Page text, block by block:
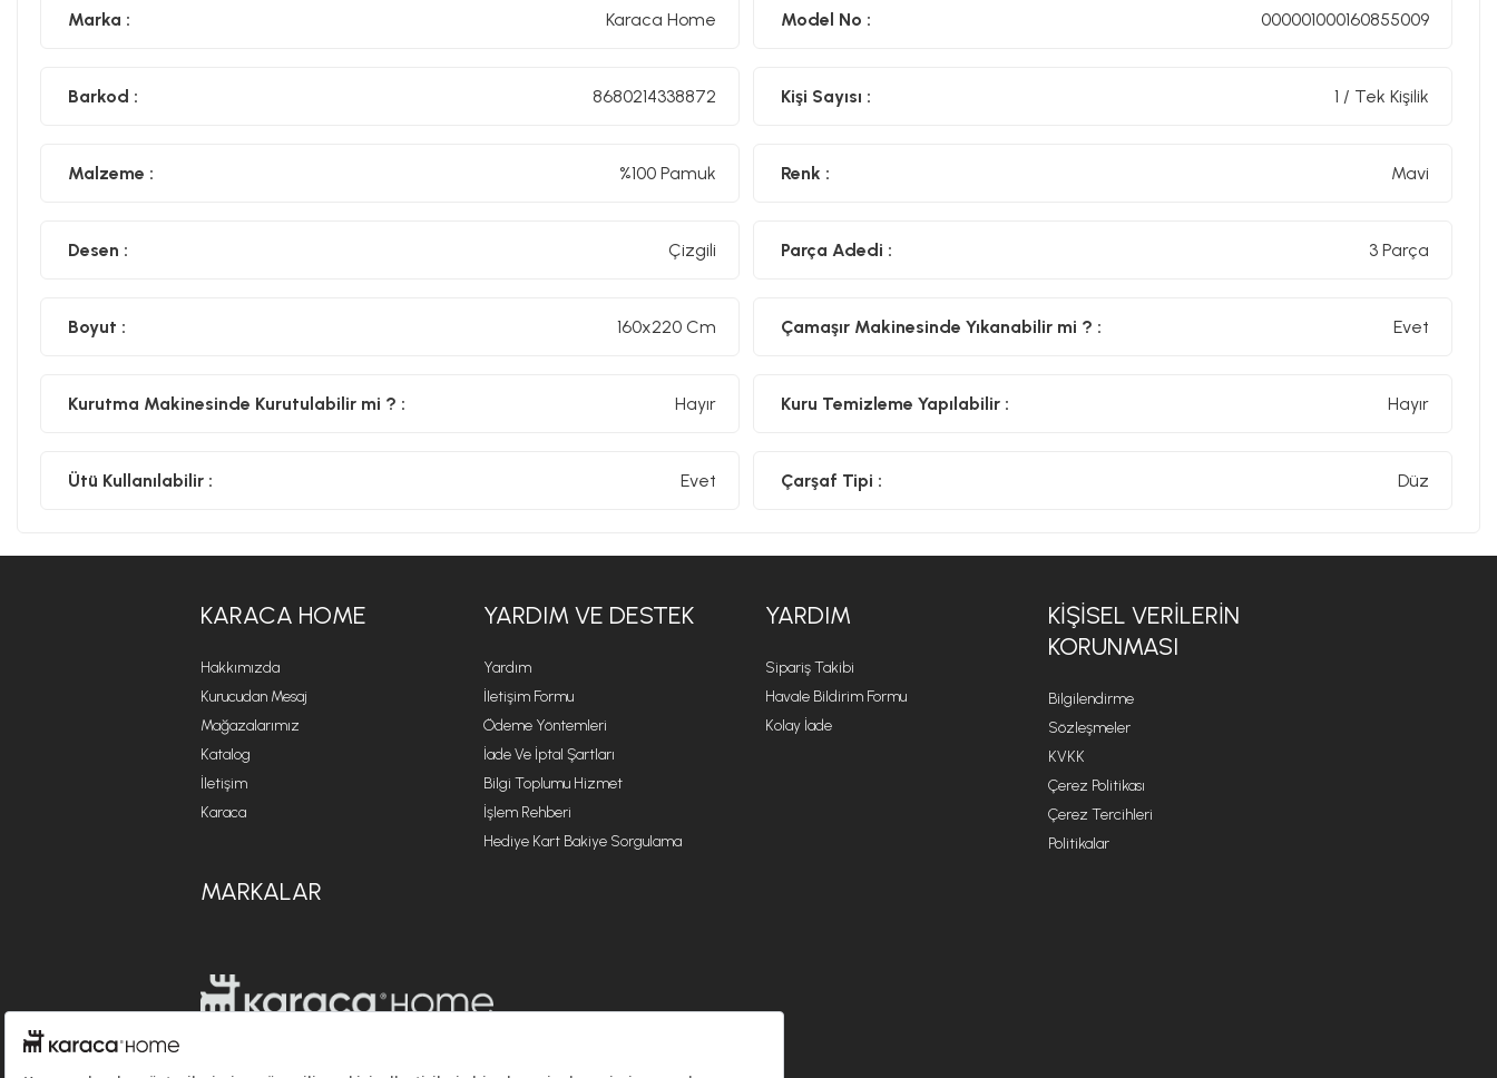
Marka : Karaca Home Model No : 000001000160855009
Barkod : 8680214338872 Kişi Sayısı : 1 / Tek Kişilik
Malzeme : %100 Pamuk Renk : Mavi
Desen : Çizgili Parça Adedi : 3 Parça
Boyut : 160x220 Cm Çamaşır Makinesinde Yıkanabilir mi ? : Evet
Kurutma Makinesinde Kurutulabilir mi ? : Hayır Kuru Temizleme Yapılabilir : Hayır
Ütü Kullanılabilir : Evet Çarşaf Tipi : Düz
KARACA HOME
Hakkımızda
Kurucudan Mesaj
Mağazalarımız
Katalog
İletişim
Karaca
YARDIM VE DESTEK
Yardım
İletişim Formu
Ödeme Yöntemleri
İade Ve İptal Şartları
Bilgi Toplumu Hizmet
İşlem Rehberi
Hediye Kart Bakiye Sorgulama
YARDIM
Sipariş Takibi
Havale Bildirim Formu
Kolay İade
KİŞİSEL VERİLERİN
KORUNMASI
Bilgilendirme
Sözleşmeler
KVKK
Çerez Politikası
Çerez Tercihleri
Politikalar
MARKALAR